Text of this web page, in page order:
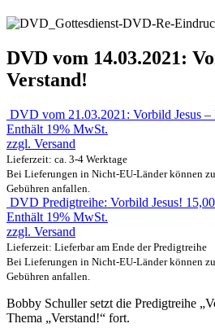
DVD vom 14.03.2021:
Verstand!
DVD vom 21.03.2021: Vorbild Jesus –
Enthält 19% MwSt.
zzgl. Versand
Lieferzeit: ca. 3-4 Werktage
Bei Lieferungen in Nicht-EU-Länder können
Gebühren anfallen.
DVD Predigtreihe: Vorbild Jesus! 15,00
Enthält 19% MwSt.
zzgl. Versand
Lieferzeit: Lieferbar am Ende der Predigtreihe
Bei Lieferungen in Nicht-EU-Länder können
Gebühren anfallen.
Bobby Schuller setzt die Predigtreihe
Thema „Verstand!“ fort.